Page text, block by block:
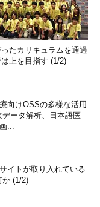
を入力
メール
ー
たカリキュラムを通過
上を目指す (1/2)
向けOSSの多様な活用
ータ解析、日本語医
...
イトが取り入れている
か (1/2)